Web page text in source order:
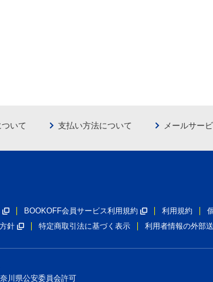
いて 支払い方法について メールサー
BOOKOFF会員サービス利用規約 利用規約
針
特定商取引法に基づく表示 利用者情報の外部
川県公安委員会許可